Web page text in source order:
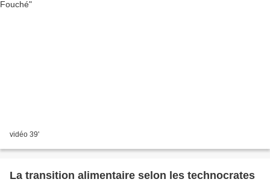
vidéo 39'
La transition alimentaire selon les technocrates